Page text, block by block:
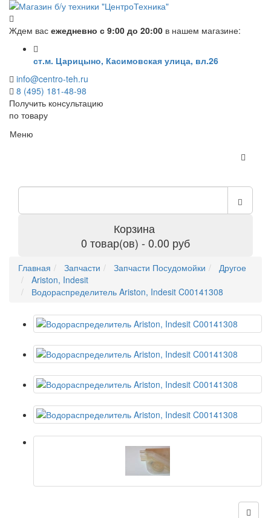
Ждем вас ежедневно с 9:00 до 20:00 в нашем магазине:
ст.м. Царицыно, Касимовская улица, вл.26
info@centro-teh.ru
8 (495) 181-48-98
Получить консультацию
по товару
Меню
Корзина
0 товар(ов) - 0.00 руб
Главная Запчасти Запчасти Посудомойки
Другое
Ariston, Indesit
Водораспределитель Ariston, Indesit C00141308